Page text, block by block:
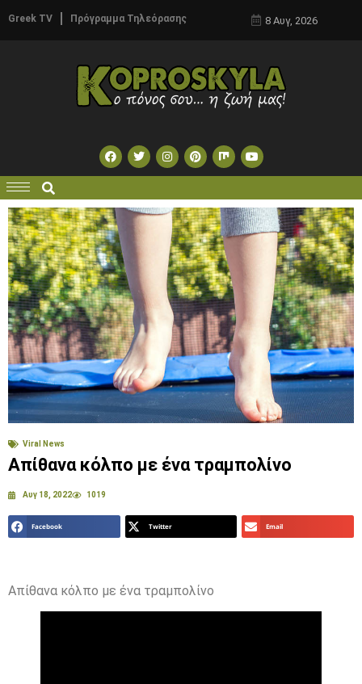
Greek TV Πρόγραμμα Τηλεόρασης 8 Αυγ, 2026
Viral News
Απίθανα κόλπο με ένα τραμπολίνο
Αυγ 18, 2022 1019
Facebook Twitter Email
Απίθανα κόλπο με ένα τραμπολίνο